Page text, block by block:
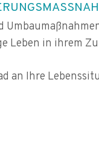
Leben in ihrem
an Ihre